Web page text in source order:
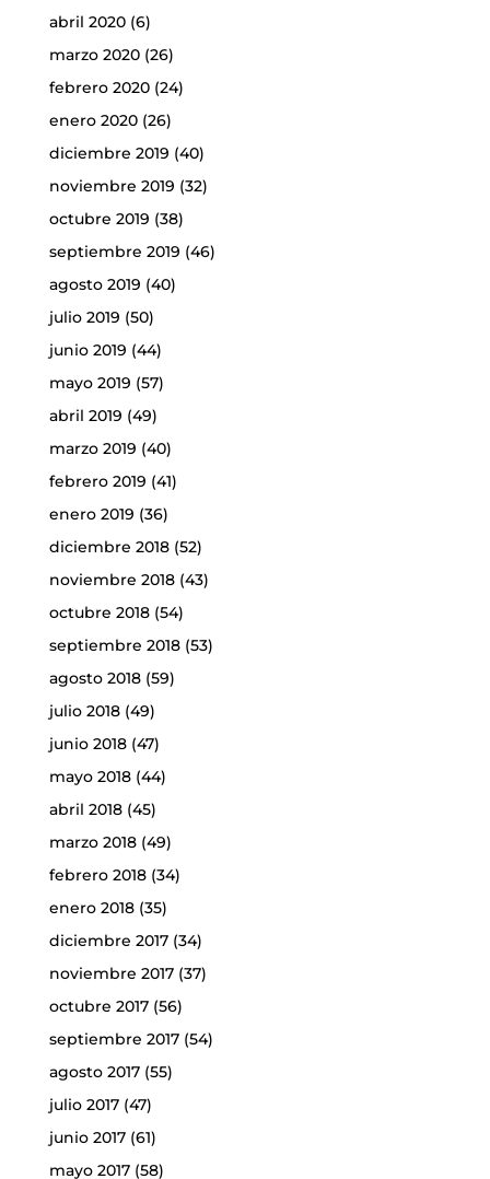
abril 2020(6)
marzo 2020(26)
febrero 2020(24)
enero 2020(26)
diciembre 2019 (40)
noviembre 2019 (32)
octubre 2019 (38)
septiembre 2019 (46)
agosto 2019 (40)
julio 2019 (50)
junio 2019 (44)
mayo 2019 (57)
abril 2019 (49)
marzo 2019 (40)
febrero 2019 (41)
enero 2019 (36)
diciembre 2018(52)
noviembre 2018(43)
octubre 2018(54)
septiembre 2018(53)
agosto 2018(59)
julio 2018(49)
junio 2018(47)
mayo 2018(44)
abril 2018(45)
marzo 2018(49)
febrero 2018(34)
enero 2018(35)
diciembre 2017(34)
noviembre 2017(37)
octubre 2017(56)
septiembre 2017(54)
agosto 2017(55)
julio 2017(47)
junio 2017(61)
mayo 2017(58)